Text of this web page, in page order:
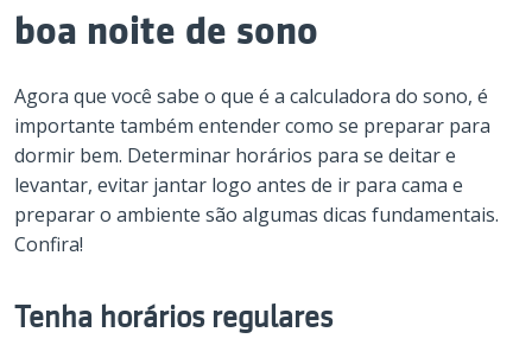
boa noite de sono
Agora que você sabe o que é a calculadora do sono, é
importante também entender como se preparar para
dormir bem. Determinar horários para se deitar e
levantar, evitar jantar logo antes de ir para cama e
preparar o ambiente são algumas dicas fundamentais.
Confira!
Tenha horários regulares